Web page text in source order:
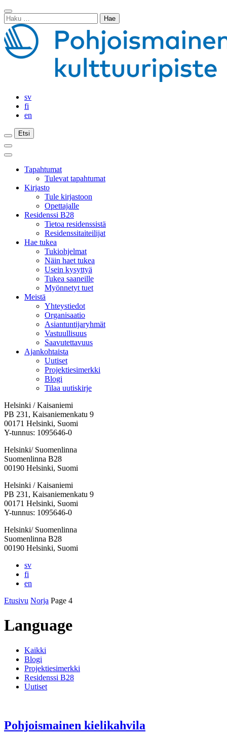
Siirry
sisältöön
Sulje
haku
Haku:
sv
fi
en
Etsi
Etsi
Etsi
Päävalikko
Sulje
päävalikkoTapahtumat
Tulevat tapahtumat
Kirjasto
Tule kirjastoon
Opettajalle
Residenssi B28
Tietoa residenssistä
Residenssitaiteilijat
Hae tukea
Tukiohjelmat
Näin haet tukea
Usein kysyttyä
Tukea saaneille
Myönnetyt tuet
Meistä
Yhteystiedot
Organisaatio
Asiantuntijaryhmät
Vastuullisuus
Saavutettavuus
Ajankohtaista
Uutiset
Projektiesimerkki
Blogi
Tilaa uutiskirje
Helsinki / Kaisaniemi
PB 231, Kaisaniemenkatu 9
00171 Helsinki, Suomi
Y-tunnus: 1095646-0
Helsinki/ Suomenlinna
Suomenlinna B28
00190 Helsinki, Suomi
Facebook:
Avataan
uuteen
välilehteen
Instagram:
Avataan
uuteen
välilehteen
TikTok:
Avataan
uuteen
välilehteen
Youtube:
Avataan
uuteen
välilehteen
Vimeo:
Avataan
uuteen
välilehteen
Helsinki / Kaisaniemi
PB 231, Kaisaniemenkatu 9
00171 Helsinki, Suomi
Y-tunnus: 1095646-0
Helsinki/ Suomenlinna
Suomenlinna B28
00190 Helsinki, Suomi
sv
fi
en
Etusivu Norja Page 4
Language
Kaikki
Blogi
Projektiesimerkki
Residenssi B28
Uutiset
Pohjoismainen kielikahvila